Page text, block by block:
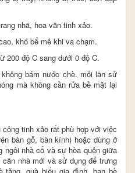
nhã, hoa văn tinh xảo.
khó bể mẻ khi va chạm.
200 độ C sang dưới 0 độ C.
bám nước chè. mỗi lần sử
mà không cần rửa bề mặt lại
tinh xảo rất phù hợp với việc
bàn gỗ, bàn kính) hoặc dùng ở
ngôi nhà cổ và sự hòa quện giữa
nhà mới và sử dụng để trưng
tặng, quà biếu gia đình, bạn bè